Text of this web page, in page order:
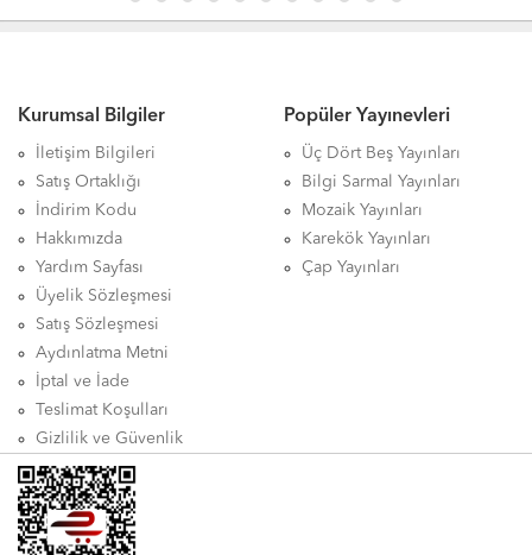
Kurumsal Bilgiler
İletişim Bilgileri
Satış Ortaklığı
İndirim Kodu
Hakkımızda
Yardım Sayfası
Üyelik Sözleşmesi
Satış Sözleşmesi
Aydınlatma Metni
İptal ve İade
Teslimat Koşulları
Gizlilik ve Güvenlik
Popüler Yayınevleri
Üç Dört Beş Yayınları
Bilgi Sarmal Yayınları
Mozaik Yayınları
Karekök Yayınları
Çap Yayınları